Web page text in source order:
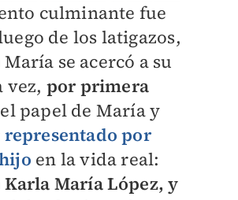
culminante fue
de los latigazos,
se acercó a su
vez, por primera
papel de María y
representado por
en la vida real:
Karla María López, y